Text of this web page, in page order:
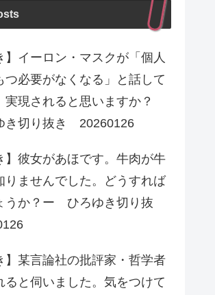
】イーロン・マスクが「個人
つ必要がなくなる」と話して
実現されると思いますか？
切り抜き 20260126
】彼女があほです。牛肉が牛
りませんでした。どうすれば
うか？ー ひろゆき切り抜
】某言論社の批評家・哲学者
ると伺いました。気をつけて